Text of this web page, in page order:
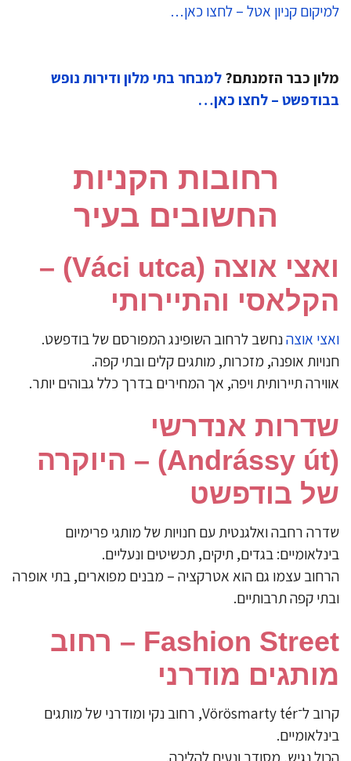
למיקום קניון אטל – לחצו כאן…
מלון כבר הזמנתם?למבחר בתי מלון ודירות נופש
בבודפשט – לחצו כאן…
רחובות הקניות
החשובים בעיר
ואצי אוצה (Váci utca) –
הקלאסי והתיירותי
ואצי אוצהנחשב לרחוב השופינג המפורסם של בודפשט.
חנויות אופנה, מזכרות, מותגים קלים ובתי קפה.
אווירה תיירותית ויפה, אך המחירים בדרך כלל גבוהים יותר.
שדרות אנדרשי
(Andrássy út) – היוקרה
של בודפשט
שדרה רחבה ואלגנטית עם חנויות של מותגי פרימיום
בינלאומיים: בגדים, תיקים, תכשיטים ונעליים.
הרחוב עצמו גם הוא אטרקציה – מבנים מפוארים, בתי אופרה
ובתי קפה תרבותיים.
Fashion Street – רחוב
מותגים מודרני
קרוב ל־Vörösmarty tér, רחוב נקי ומודרני של מותגים
בינלאומיים.